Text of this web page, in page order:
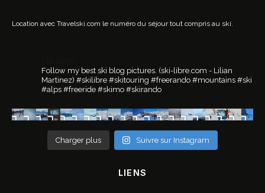
Location avec Travelski.com le numéro du séjour tout compris au ski.
Follow my best ski blog pictures. (ski-libre.com - Lilian
Martinez) #skilibre #skitouring #freerando #mountains #ski
#alps #freeride #skimo #skirando
Charger plus Suivre sur Instagram
LIENS